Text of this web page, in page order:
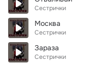
Сестрички
Москва
Сестрички
Зараза
Сестрички